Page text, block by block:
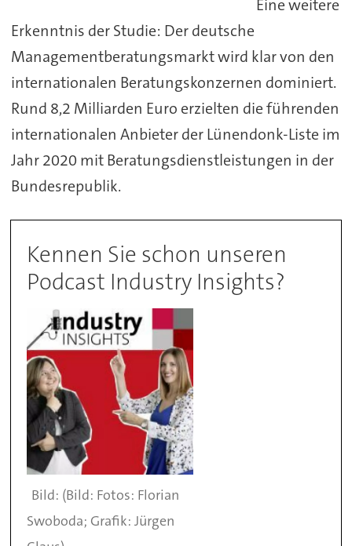
Eine weitere
Erkenntnis der Studie: Der deutsche
Managementberatungsmarkt wird klar von den
internationalen Beratungskonzernen dominiert.
Rund 8,2 Milliarden Euro erzielten die führenden
internationalen Anbieter der Lünendonk-Liste im
Jahr 2020 mit Beratungsdienstleistungen in der
Bundesrepublik.
Kennen Sie schon unseren
Podcast Industry Insights?
(Bild: Fotos: Florian
Swoboda; Grafik: Jürgen